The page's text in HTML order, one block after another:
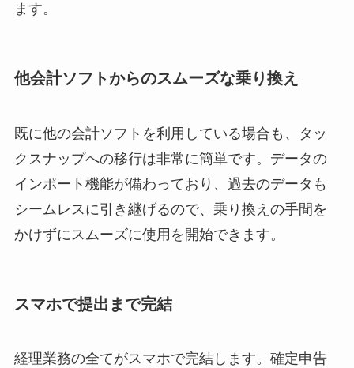
ます。
他会計ソフトからのスムーズな乗り換え
既に他の会計ソフトを利用している場合も、タッ
クスナップへの移行は非常に簡単です。データの
インポート機能が備わっており、過去のデータも
シームレスに引き継げるので、乗り換えの手間を
かけずにスムーズに使用を開始できます。
スマホで提出まで完結
経理業務の全てがスマホで完結します。確定申告